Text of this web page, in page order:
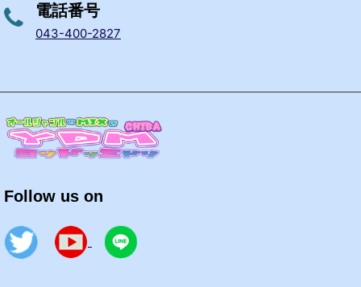
電話番号
043-400-2827
Follow us on